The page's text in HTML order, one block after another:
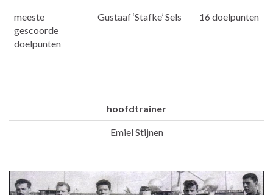
meeste
gescoorde
doelpunten
Gustaaf ‘Stafke’ Sels 16 doelpunten
hoofdtrainer
Emiel Stijnen